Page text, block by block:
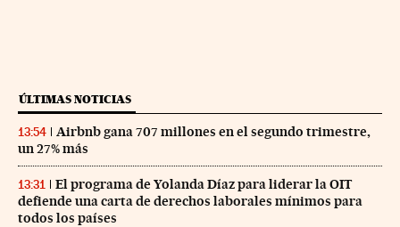
ÚLTIMAS NOTICIAS
13:54
Airbnb gana 707 millones en el segundo trimestre,
un 27% más
13:31
El programa de Yolanda Díaz para liderar la OIT
defiende una carta de derechos laborales mínimos para
todos los países